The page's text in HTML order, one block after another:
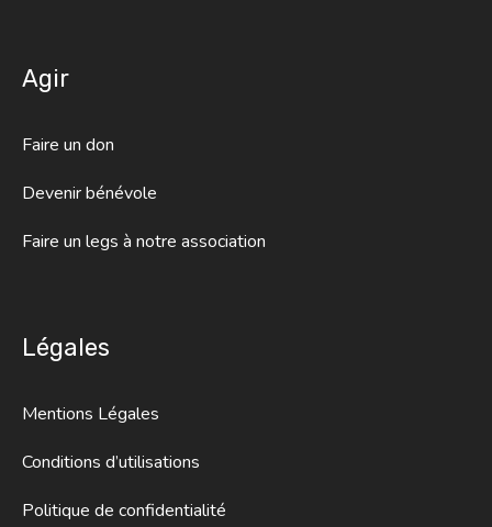
Agir
Faire un don
Devenir bénévole
Faire un legs à notre association
Légales
Mentions Légales
Conditions d’utilisations
Politique de confidentialité